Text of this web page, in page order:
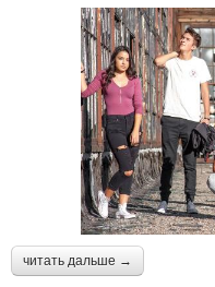
читать дальше →